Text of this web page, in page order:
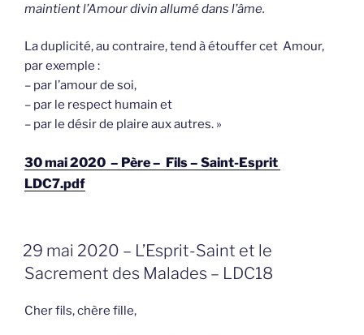
maintient l’Amour divin allumé dans l’âme.
La duplicité, au contraire, tend à étouffer cet Amour,
par exemple :
– par l’amour de soi,
– par le respect humain et
– par le désir de plaire aux autres. »
30 mai 2020 – Père – Fils – Saint-Esprit
LDC7.pdf
GEPLAATST
OP
29 mai 2020 – L’Esprit-Saint et le
Sacrement des Malades – LDC18
Cher fils, chère fille,